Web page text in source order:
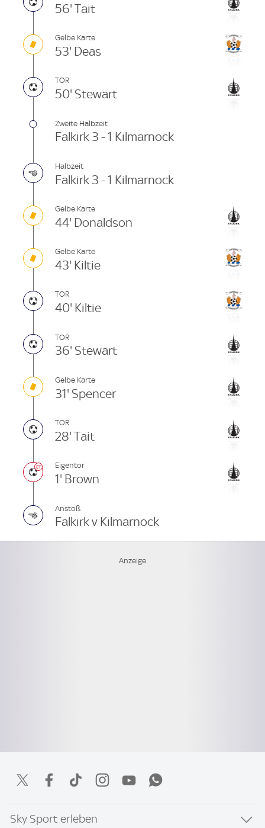
56' Tait
Gelbe Karte
53' Deas
TOR
50' Stewart
Zweite Halbzeit
Falkirk 3 - 1 Kilmarnock
Halbzeit
Falkirk 3 - 1 Kilmarnock
Gelbe Karte
44' Donaldson
Gelbe Karte
43' Kiltie
TOR
40' Kiltie
TOR
36' Stewart
Gelbe Karte
31' Spencer
TOR
28' Tait
Eigentor
1' Brown
Anstoß
Falkirk v Kilmarnock
Sky Sport erleben